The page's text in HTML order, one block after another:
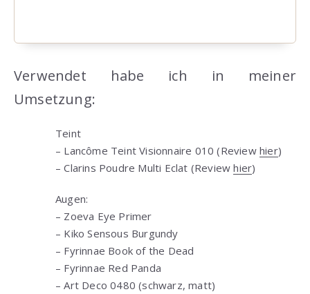
Verwendet habe ich in meiner
Umsetzung:
Teint
– Lancôme Teint Visionnaire 010 (Review hier)
– Clarins Poudre Multi Eclat (Reviewhier)
Augen:
– Zoeva Eye Primer
– Kiko Sensous Burgundy
– Fyrinnae Book of the Dead
– Fyrinnae Red Panda
– Art Deco 0480 (schwarz, matt)